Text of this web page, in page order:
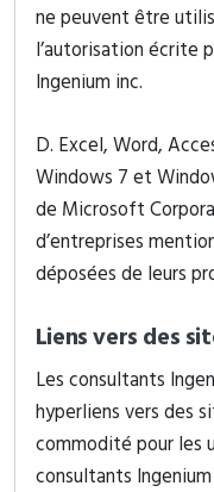
ne peuvent être
l’autorisation écrite
Ingenium inc.
D. Excel, Word,
Windows 7 et
de Microsoft
d’entreprises
déposées de leurs
Liens vers des
Les consultants
hyperliens vers des
commodité pour les
consultants